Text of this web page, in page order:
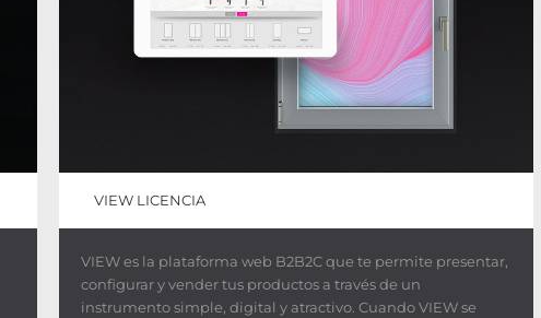
VIEW LICENCIA
VIEW es la plataforma web B2B2C que te permite presentar,
configurar y vender tus productos a través de un
instrumento simple, digital y atractivo. Cuando VIEW se